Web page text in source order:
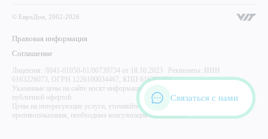
© ЕвроДон, 2002-2026
Правовая информация
Соглашение
Лицензия: Л041-01050-61/00739734 от 18.10.2023 Реквизиты: ИНН
6163228073, ОГРН 1226100034467, КПП 616301001
Указанные цены на сайте носят информационный характер и не являются
публичной офертой.
Цены на интересующие услуги, уточняйте у администратора центра. Имеются
противопоказания, необходима консультация специалиста.
Связаться с нами